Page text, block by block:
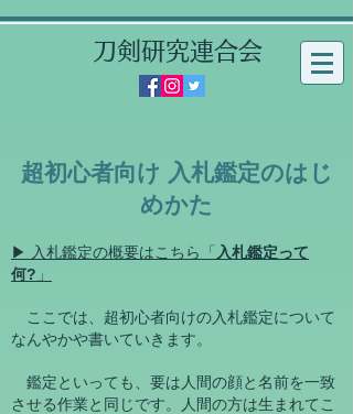
刀剣研究連合会
​超初心者向け 入札鑑定のはじ
めかた
▶ 入札鑑定の概要はこちら「 ​入札鑑定って
何? 」
ここでは、超初心者向けの入札鑑定について
なんやかや書いていきます。
鑑定と いっても、要は人間の顔と名前を一致
させる作業と同じです。人間の方は生まれてこ